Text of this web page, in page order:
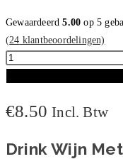
Gewaardeerd5.00 op 5
(24 klantbeoordelingen)
Wijnglas
€8.50 Incl. Btw
Drink Wijn